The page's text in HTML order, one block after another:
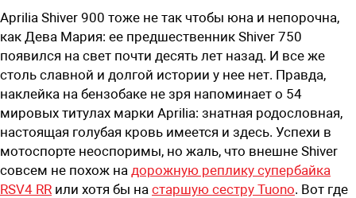
Aprilia Shiver 900 тоже не так чтобы юна и непорочна,
как Дева Мария: ее предшественник Shiver 750
появился на свет почти десять лет назад. И все же
столь славной и долгой истории у нее нет. Правда,
наклейка на бензобаке не зря напоминает о 54
мировых титулах марки Aprilia: знатная родословная,
настоящая голубая кровь имеется и здесь. Успехи в
мотоспорте неоспоримы, но жаль, что внешне Shiver
совсем не похож на дорожную реплику супербайка
RSV4 RR или хотя бы на старшую сестру Tuono. Вот где